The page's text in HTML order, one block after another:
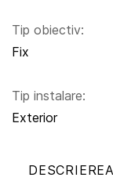
Tip obiectiv:
Fix
Tip instalare:
Exterior